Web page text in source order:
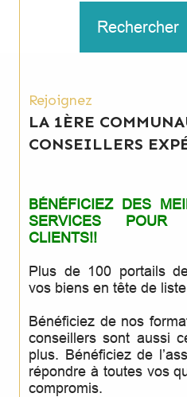
Rechercher
Rejoignez
LA 1ÈRE
CONSEILLERS
BÉNÉFICIEZ DES
SERVICES POUR
CLIENTS!!
Plus de 100 portails
vos biens en tête de
Bénéficiez de nos
conseillers sont aussi
plus. Bénéficiez de
répondre à toutes vos
compromis.